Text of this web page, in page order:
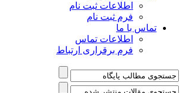
اطلاعات ثبت نام
فرم ثبت نام
تماس با ما
اطلاعات تماس
فرم برقراری ارتباط